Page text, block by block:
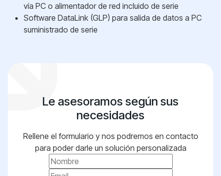
vía PC o alimentador de red incluido de serie
Software DataLink (GLP) para salida de datos a PC
suministrado de serie
Le asesoramos según sus
necesidades
Rellene el formulario y nos podremos en contacto
para poder darle un solución personalizada